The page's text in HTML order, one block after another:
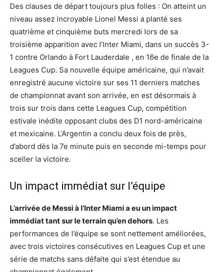
Des clauses de départ toujours plus folles : On atteint un
niveau assez incroyable Lionel Messi a planté ses
quatrième et cinquième buts mercredi lors de sa
troisième apparition avec l’Inter Miami, dans un succès 3-
1 contre Orlando à Fort Lauderdale , en 16e de finale de la
Leagues Cup. Sa nouvelle équipe américaine, qui n’avait
enregistré aucune victoire sur ses 11 derniers matches
de championnat avant son arrivée, en est désormais à
trois sur trois dans cette Leagues Cup, compétition
estivale inédite opposant clubs des D1 nord-américaine
et mexicaine. L’Argentin a conclu deux fois de près,
d’abord dès la 7e minute puis en seconde mi-temps pour
sceller la victoire.
Un impact immédiat sur l’équipe
L’arrivée de Messi à l’Inter Miami a eu un impact
immédiat tant sur le terrain qu’en dehors. Les
performances de l’équipe se sont nettement améliorées,
avec trois victoires consécutives en Leagues Cup et une
série de matchs sans défaite qui s’est étendue au